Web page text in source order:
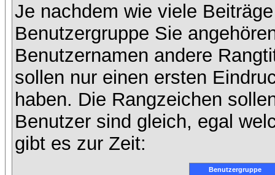
Je nachdem wie viele
Benutzergruppe Sie
Benutzernamen andere
sollen nur einen ersten
haben. Die Rangzeichen
Benutzer sind gleich, egal
gibt es zur Zeit:
Benutzergruppe